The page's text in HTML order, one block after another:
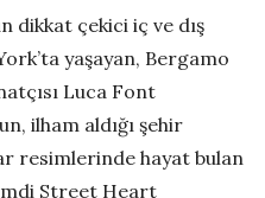
dikkat çekici iç ve dış
yaşayan, Bergamo
Luca Font
ilham aldığı şehir
resimlerinde hayat bulan
Street Heart